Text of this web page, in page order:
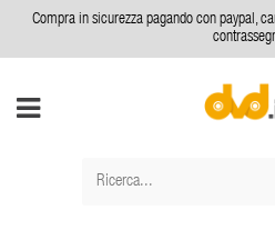
Compra in sicurezza pagando con paypal,